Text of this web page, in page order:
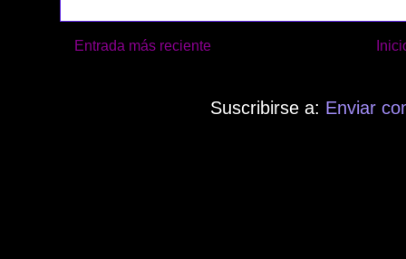
Entrada más reciente
Suscribirse a: Enviar